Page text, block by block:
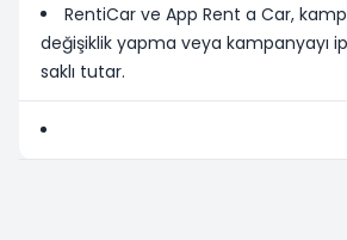
RentiCar ve App Rent a Car,
değişiklik yapma veya kampanyayı
saklı tutar.